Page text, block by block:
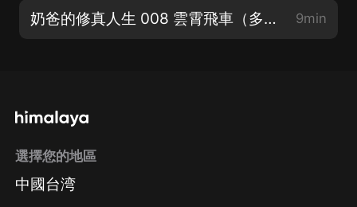
奶爸的修真人生 008 雲霄飛車（多多支持，點讚收藏評論啦） 9min
選擇您的地區
中國台湾